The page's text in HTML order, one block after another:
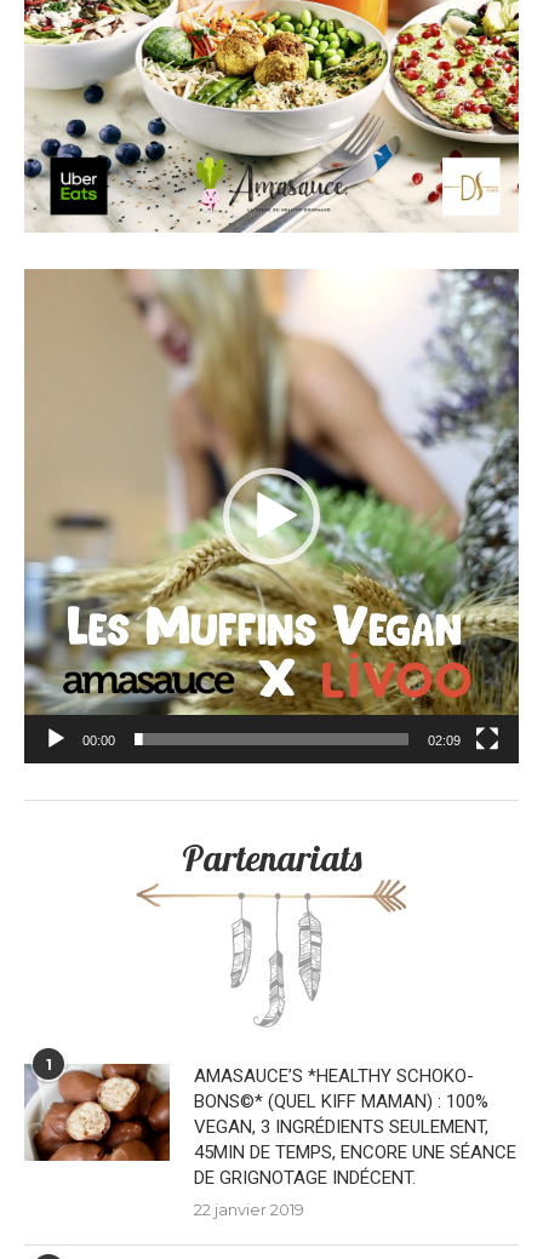
00:00 02:09
Partenariats
1
AMASAUCE’S *HEALTHY SCHOKO-
BONS©* (QUEL KIFF MAMAN) : 100%
VEGAN, 3 INGRÉDIENTS SEULEMENT,
45MIN DE TEMPS, ENCORE UNE SÉANCE
DE GRIGNOTAGE INDÉCENT.
22 janvier 2019